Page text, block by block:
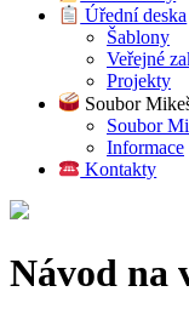
Úřední deska
Šablony
Veřejné
Projekty
Soubor
Soubor
Informace
Kontakty
Návod na